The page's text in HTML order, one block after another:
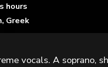
hours
Greek
vocals. A soprano,